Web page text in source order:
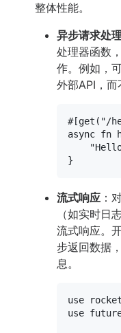
整体性能。
异步请求处理
处理器函数
作。例如，
外部API，而
#[get( "/
async fn
流式响应 ：
（如实时日
流式响应。
步返回数据
息。
use
use